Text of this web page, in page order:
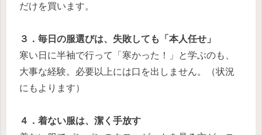
だけを買います。
３．毎日の服選びは、失敗しても「本人任せ」
寒い日に半袖で行って「寒かった！」と学ぶのも、
大事な経験。必要以上には口を出しません。（状況
にもよります）
４．着ない服は、潔く手放す